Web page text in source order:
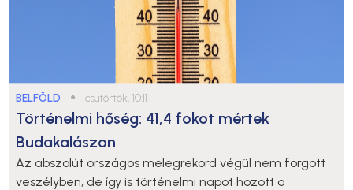
BELFÖLD ● csütörtök, 10:11
Történelmi hőség: 41,4 fokot mértek
Budakalászon
Az abszolút országos melegrekord végül nem forgott
veszélyben, de így is történelmi napot hozott a